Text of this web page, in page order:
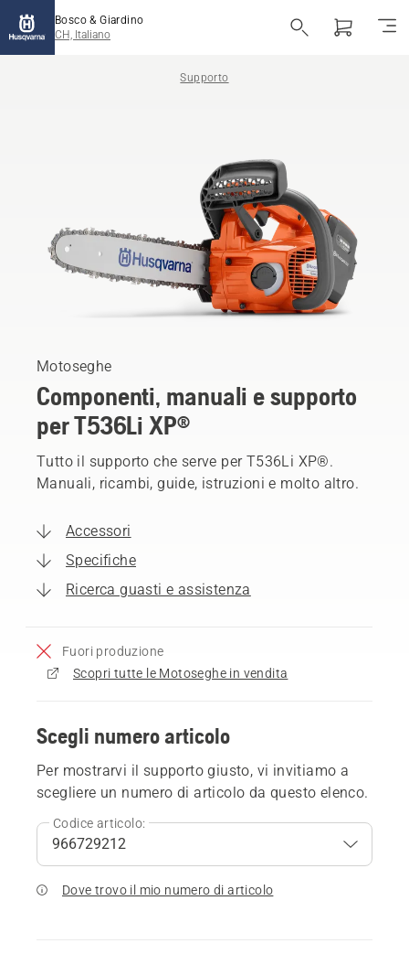
Bosco & Giardino
CH, Italiano
Supporto
Motoseghe
Componenti, manuali e supporto
per T536Li XP®
Tutto il supporto che serve per T536Li XP®.
Manuali, ricambi, guide, istruzioni e molto altro.
Accessori
Specifiche
Ricerca guasti e assistenza
Fuori produzione
Scopri tutte le Motoseghe in vendita
Scegli numero articolo
Per mostrarvi il supporto giusto, vi invitiamo a
scegliere un numero di articolo da questo elenco.
Codice articolo:
Dove trovo il mio numero di articolo